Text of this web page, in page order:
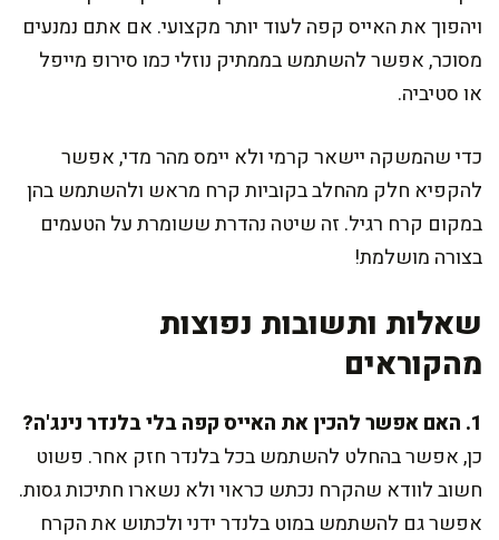
ויהפוך את האייס קפה לעוד יותר מקצועי. אם אתם נמנעים
מסוכר, אפשר להשתמש בממתיק נוזלי כמו סירופ מייפל
או סטיביה.
כדי שהמשקה יישאר קרמי ולא יימס מהר מדי, אפשר
להקפיא חלק מהחלב בקוביות קרח מראש ולהשתמש בהן
במקום קרח רגיל. זה שיטה נהדרת ששומרת על הטעמים
בצורה מושלמת!
שאלות ותשובות נפוצות
מהקוראים
1. האם אפשר להכין את האייס קפה בלי בלנדר נינג'ה?
כן, אפשר בהחלט להשתמש בכל בלנדר חזק אחר. פשוט
חשוב לוודא שהקרח נכתש כראוי ולא נשארו חתיכות גסות.
אפשר גם להשתמש במוט בלנדר ידני ולכתוש את הקרח